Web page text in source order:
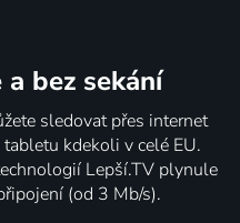
bez sekání
sledovat přes internet
kdekoli v celé EU.
Lepší.TV plynule
(od 3 Mb/s).